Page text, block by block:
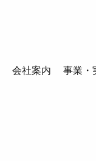
会社案内 事業・